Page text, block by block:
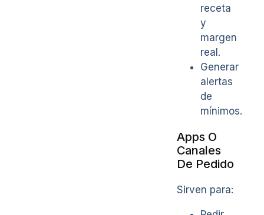
receta
y
margen
real.
Generar
alertas
de
mínimos.
Apps O
Canales
De Pedido
Sirven para: